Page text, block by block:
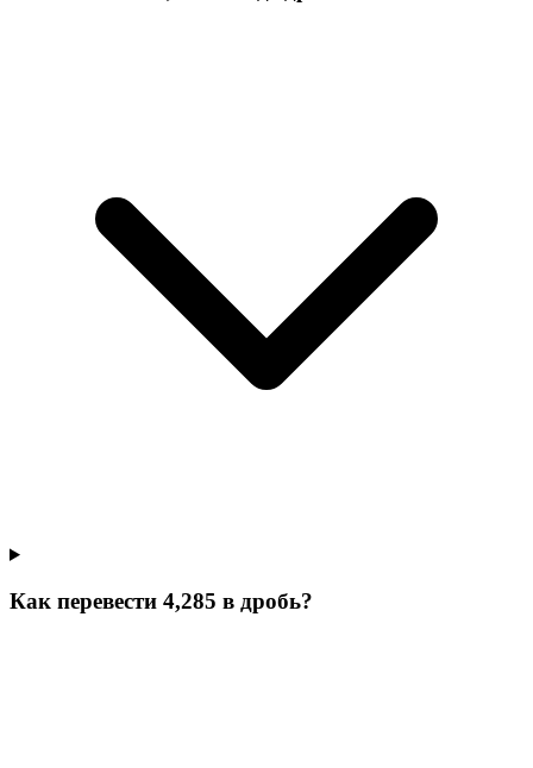
Как перевести 4,285 в дробь?